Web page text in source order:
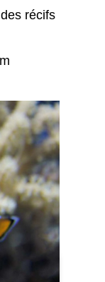
récifs